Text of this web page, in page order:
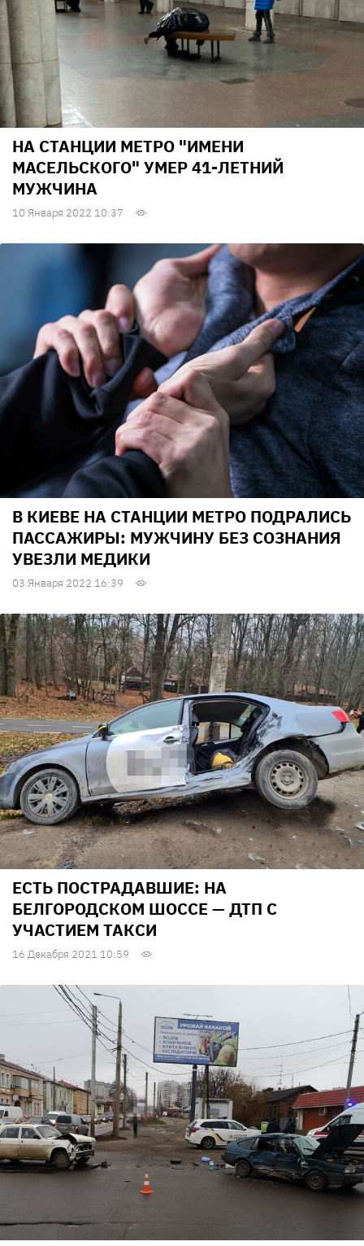
НА СТАНЦИИ МЕТРО "ИМЕНИ
МАСЕЛЬСКОГО" УМЕР 41-ЛЕТНИЙ
МУЖЧИНА
10 Января 2022 10:37
В КИЕВЕ НА СТАНЦИИ МЕТРО ПОДРАЛИСЬ
ПАССАЖИРЫ: МУЖЧИНУ БЕЗ СОЗНАНИЯ
УВЕЗЛИ МЕДИКИ
03 Января 2022 16:39
ЕСТЬ ПОСТРАДАВШИЕ: НА
БЕЛГОРОДСКОМ ШОССЕ — ДТП С
УЧАСТИЕМ ТАКСИ
16 Декабря 2021 10:59